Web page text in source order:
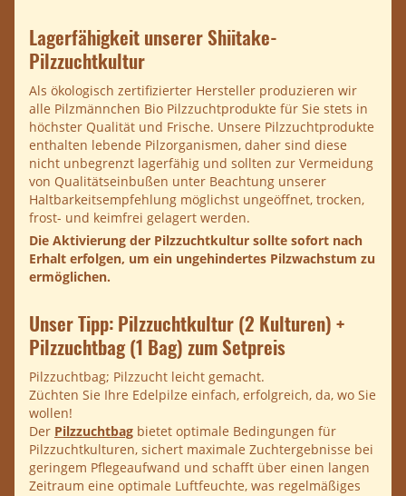
Lagerfähigkeit unserer Shiitake-
Pilzzuchtkultur
Als ökologisch zertifizierter Hersteller produzieren wir
alle Pilzmännchen Bio Pilzzuchtprodukte für Sie stets in
höchster Qualität und Frische. Unsere Pilzzuchtprodukte
enthalten lebende Pilzorganismen, daher sind diese
nicht unbegrenzt lagerfähig und sollten zur Vermeidung
von Qualitätseinbußen unter Beachtung unserer
Haltbarkeitsempfehlung möglichst ungeöffnet, trocken,
frost- und keimfrei gelagert werden.
Die Aktivierung der Pilzzuchtkultur sollte sofort nach
Erhalt erfolgen, um ein ungehindertes Pilzwachstum zu
ermöglichen.
Unser Tipp:Pilzzuchtkultur (2 Kulturen) +
Pilzzuchtbag (1 Bag) zum Setpreis
Pilzzuchtbag; Pilzzucht leicht gemacht.
Züchten Sie Ihre Edelpilze einfach, erfolgreich, da, wo Sie
wollen!
Der Pilzzuchtbag bietet optimale Bedingungen für
Pilzzuchtkulturen, sichert maximale Zuchtergebnisse bei
geringem Pflegeaufwand und schafft über einen langen
Zeitraum eine optimale Luftfeuchte, was regelmäßiges